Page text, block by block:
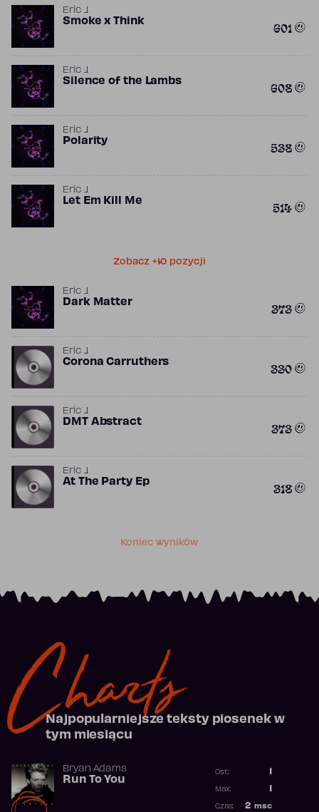
Eric J.
Smoke x Think 601
Eric J.
Silence of the Lambs 608
Eric J.
Polarity 538
Eric J.
Let Em Kill Me 514
Zobacz +10 pozycji
Eric J.
Dark Matter 373
Eric J.
Corona Carruthers 330
Eric J.
DMT Abstract 373
Eric J.
At The Party Ep 318
Koniec wyników
Charts
Najpopularniejsze teksty piosenek w
tym miesiącu
Bryan Adams
Run To You
Ost.:
Max:
2 msc
Czas: